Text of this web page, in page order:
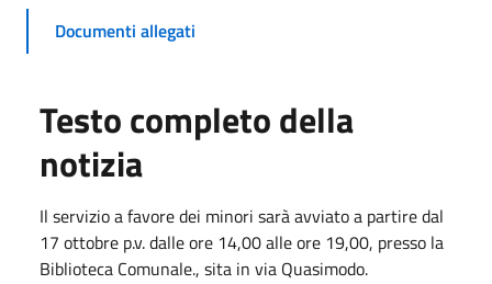
Documenti allegati
Testo completo della
notizia
Il servizio a favore dei minori sarà avviato a partire dal
17 ottobre p.v. dalle ore 14,00 alle ore 19,00, presso la
Biblioteca Comunale., sita in via Quasimodo.